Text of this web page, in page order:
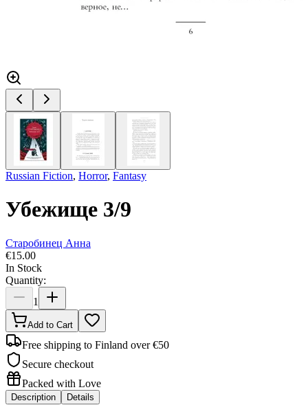
Russian Fiction, Horror, Fantasy
Убежище 3/9
Старобинец Анна
€15.00
In Stock
Quantity:
1
Add to Cart
Free shipping to Finland over €50
Secure checkout
Packed with Love
Description Details